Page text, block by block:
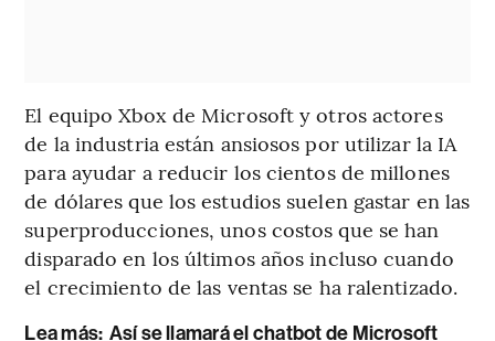
El equipo Xbox de Microsoft y otros actores
de la industria están ansiosos por utilizar la IA
para ayudar a reducir los cientos de millones
de dólares que los estudios suelen gastar en las
superproducciones, unos costos que se han
disparado en los últimos años incluso cuando
el crecimiento de las ventas se ha ralentizado.
Lea más: Así se llamará el chatbot de Microsoft